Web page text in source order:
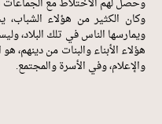
وكان الكثير من هؤلاء الشباب،
ويمارسها الناس في تلك البلاد،
هؤلاء الأبناء والبنات من
والإعلام، وفي الأسرة والمجتمع.